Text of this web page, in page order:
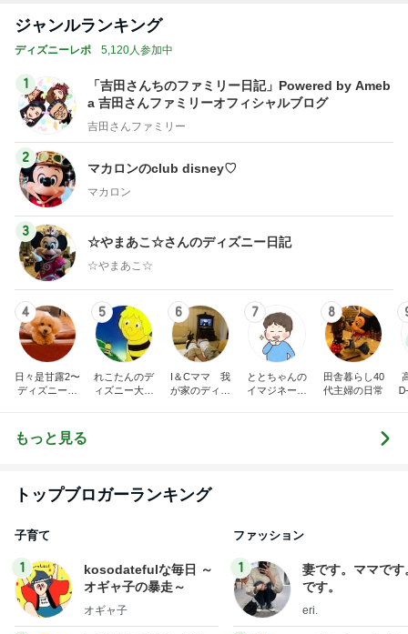
ジャンルランキング
ディズニーレポ 5,120人参加中
1
「吉田さんちのファミリー日記」Powered by Ameb
a 吉田さんファミリーオフィシャルブログ
吉田さんファミリー
2
マカロンのclub disney♡
マカロン
3
☆やまあこ☆さんのディズニー日記
☆やまあこ☆
4
日々是甘露2〜
ディズニー風
5
れこたんのデ
ィズニー大好
6
I＆Cママ 我
が家のディズ
7
ととちゃんの
イマジネーシ
8
田舎暮らし40
代主婦の日常
もっと見る
トップブロガーランキング
子育て
1
kosodatefulな毎日 ～
オギャ子の暴走～
オギャ子
ファッション
1
妻です。ママです
です。
eri.